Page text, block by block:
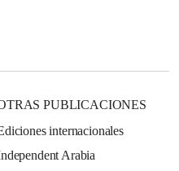
PUBLICACIONES
internacionales
Arabia